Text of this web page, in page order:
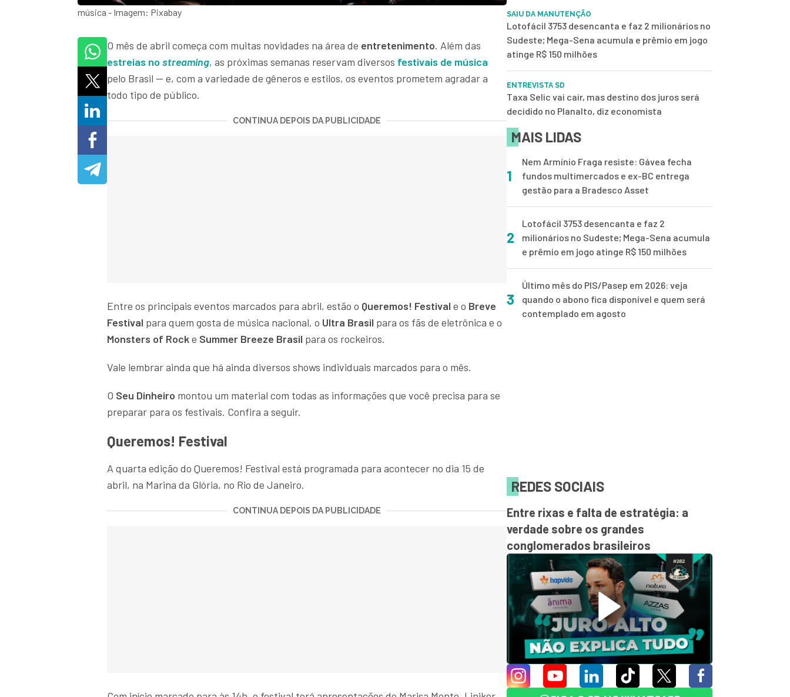
música - Imagem: Pixabay
O mês de abril começa com muitas novidades na área de entretenimento. Além das
estreias no streaming, as próximas semanas reservam diversos festivais de música
pelo Brasil — e, com a variedade de gêneros e estilos, os eventos prometem agradar a
todo tipo de público.
CONTINUA DEPOIS DA PUBLICIDADE
Entre os principais eventos marcados para abril, estão o Queremos! Festival e o Breve
Festival para quem gosta de música nacional, o Ultra Brasil para os fãs de eletrônica e o
Monsters of Rocke Summer Breeze Brasil para os rockeiros.
Vale lembrar ainda que há ainda diversos shows individuais marcados para o mês.
O Seu Dinheiro montou um material com todas as informações que você precisa para se
preparar para os festivais. Confira a seguir.
Queremos! Festival
A quarta edição do Queremos! Festival está programada para acontecer no dia 15 de
abril, na Marina da Glória, no Rio de Janeiro.
CONTINUA DEPOIS DA PUBLICIDADE
SAIU DA MANUTENÇÃO
Lotofácil 3753 desencanta e faz 2 milionários no
Sudeste; Mega-Sena acumula e prêmio em jogo
atinge R$ 150 milhões
ENTREVISTA SD
Taxa Selic vai cair, mas destino dos juros será
decidido no Planalto, diz economista
MAIS LIDAS
1
Nem Armínio Fraga resiste: Gávea fecha
fundos multimercados e ex-BC entrega
gestão para a Bradesco Asset
2
Lotofácil 3753 desencanta e faz 2
milionários no Sudeste; Mega-Sena acumula
e prêmio em jogo atinge R$ 150 milhões
3
Último mês do PIS/Pasep em 2026: veja
quando o abono fica disponível e quem será
contemplado em agosto
REDES SOCIAIS
Entre rixas e falta de estratégia: a
verdade sobre os grandes
conglomerados brasileiros